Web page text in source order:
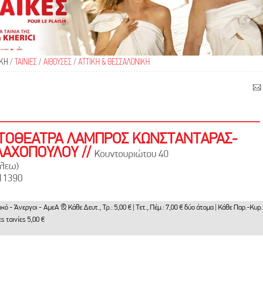
/ ΤΑΙΝΙΕΣ/ ΑΙΘΟΥΣΕΣ/ ΑΤΤΙΚΗ & ΘΕΣΣΑΛΟΝΙΚΗ
ΛΑΜΠΡΟΣ ΚΩΝΣΤΑΝΤΑΡΑΣ-
// Κουντουριώτου 40
- Άνεργοι - ΑμεΑ & Κάθε Δευτ., Τρ.: 5,00 € | Τετ., Πέμ.: 7,00 € δύο άτομα | Κάθε Παρ.-Κυρ.
ταινίες 5,00 €